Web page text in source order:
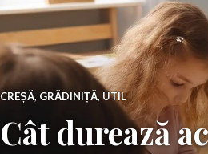
CREȘĂ, GRĂDINIȚĂ, UTIL
Cât durează